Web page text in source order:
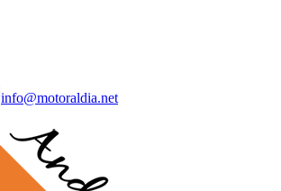
info@motoraldia.net